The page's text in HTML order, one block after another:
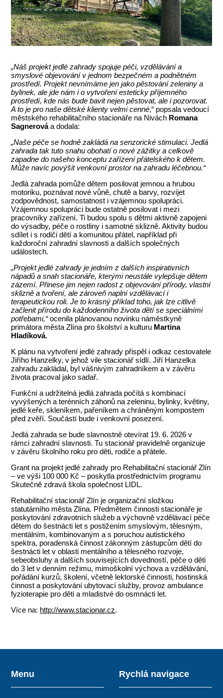
„Náš projekt jedlé zahrady spojuje péči, vzdělávání a
smyslové objevování v jednom bezpečném a podnětném
prostředí. Projekt nevnímáme jen jako pěstování zeleniny a
bylinek, ale jde nám i o vytvoření esteticky příjemného
prostředí, kde nás bude bavit nejen pěstovat, ale i pozorovat.
A to je pro naše dětské klienty velmi cenné,“ popsala vedoucí
městského rehabilitačního stacionáře na Nivách Romana
Sagnerováa dodala:
„Naše péče se hodně zakládá na senzorické stimulaci. Jedlá
zahrada tak tuto snahu obohatí o nové zážitky a celkově
zapadne do našeho konceptu zařízení přátelského k dětem.
Může navíc povýšit venkovní prostor na zahradu léčebnou.“
Jedlá zahrada pomůže dětem posilovat jemnou a hrubou
motoriku, poznávat nové vůně, chutě a barvy, rozvíjet
zodpovědnost, samostatnost i vzájemnou spolupráci.
Vzájemnou spolupráci bude ostatně posilovat i mezi
pracovníky zařízení. Ti budou spolu s dětmi aktivně zapojeni
do výsadby, péče o rostliny i samotné sklizně. Aktivity budou
sdílet i s rodiči dětí a komunitou přátel, například při
každoroční zahradní slavnosti a dalších společných
událostech.
„Projekt jedlé zahrady je jedním z dalších inspirativních
nápadů a snah stacionáře, kterými neustále vylepšuje dětem
zázemí. Přinese jim nejen radost z objevování přírody, vlastní
sklizně a tvoření, ale zároveň naplní vzdělávací i
terapeutickou roli. Je to krásný příklad toho, jak lze citlivě
začlenit přírodu do každodenního života dětí se speciálními
potřebami,“ocenila plánovanou novinku náměstkyně
primátora města Zlína pro školství a kulturu Martina
Hladíková.
K plánu na vytvoření jedlé zahrady přispěl i odkaz cestovatele
Jiřího Hanzelky, v jehož vile stacionář sídlí. Jiří Hanzelka
zahradu zakládal, byl vášnivým zahradníkem a v závěru
života pracoval jako sadař.
Funkční a udržitelná jedlá zahrada počítá s kombinací
vyvýšených a terénních záhonů na zeleninu, bylinky, květiny,
jedlé keře, skleníkem, pařeníkem a chráněným kompostem
před zvěří. Součástí bude i venkovní posezení.
Jedlá zahrada se bude slavnostně otevírat 19. 6. 2026 v
rámci zahradní slavnosti. Tu stacionář pravidelně organizuje
v závěru školního roku pro děti, rodiče a přátele.
Grant na projekt jedlé zahrady pro Rehabilitační stacionář Zlín
– ve výši 100 000 Kč – poskytla prostřednictvím programu
Skutečně zdravá škola společnost LIDL.
Rehabilitační stacionář Zlín je organizační složkou
statutárního města Zlína. Předmětem činnosti stacionáře je
poskytování zdravotních služeb a výchovně vzdělávací péče
dětem do šestnácti let s postižením smyslovým, tělesným,
mentálním, kombinovaným a s poruchou autistického
spektra, poradenská činnost zákonným zástupcům dětí do
šestnácti let v oblasti mentálního a tělesného rozvoje,
sebeobsluhy a dalších souvisejících dovedností, péče o děti
do 3 let v denním režimu, mimoškolní výchova a vzdělávání,
pořádání kurzů, školení, včetně lektorské činnosti, hostinská
činnost a poskytování ubytovací služby, provoz ambulance
fyzioterapie pro děti a mladistvé do osmnácti let.
Více na: http://www.stacionar.cz.
Menu Rychlá navigace